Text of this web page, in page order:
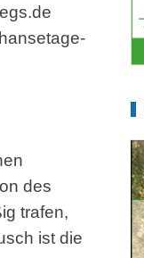
des
trafen,
ist die